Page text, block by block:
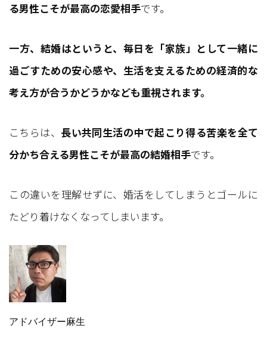
る男性こそが最高の恋愛相手です。
一方、結婚はというと、毎日を「家族」として一緒に
過ごすための安心感や、生活を支えるための経済的な
考え方が合うかどうかなども重視されます。
こちらは、 長い共同生活の中で起こり得る苦楽を全て
分かち合える男性こそが最高の結婚相手です。
この違いを理解せずに、婚活をしてしまうとゴールに
たどり着けなくなってしまいます。
アドバイザー麻生